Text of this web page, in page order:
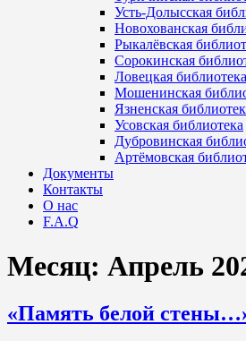
Усть-Долысская
Новохованская
Рыкалёвская
Сорокинская
Ловецкая библиотека
Мошенинская
Язненская
Усовская библиотека
Дубровинская
Артёмовская
Документы
Контакты
О нас
F.A.Q
Месяц: Апрель
«Память белой